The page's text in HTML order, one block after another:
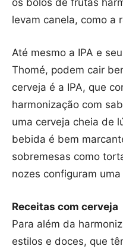
os bolos de frutas
levam canela, como a
Até mesmo a IPA e
Thomé, podem cair
cerveja é a IPA, que
harmonização com
uma cerveja cheia de
bebida é bem
sobremesas como
nozes configuram uma
Receitas com cerveja
Para além da
estilos e doces, que